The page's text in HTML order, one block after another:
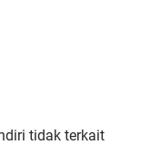
tidak terkait